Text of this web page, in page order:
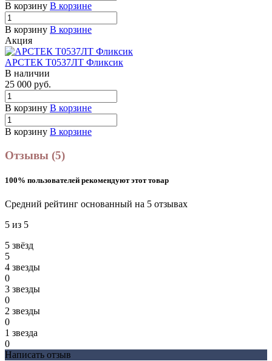
В корзину В корзине
В корзину В корзине
Акция
АРСТЕК Т0537ЛТ Фликсик
В наличии
25 000 руб.
В корзину В корзине
В корзину В корзине
Отзывы (5)
100% пользователей рекомендуют этот товар
Средний рейтинг основанный на 5 отзывах
5 из 5
5 звёзд
5
4 звeзды
0
3 звeзды
0
2 звeзды
0
1 звeзда
0
Написать отзыв